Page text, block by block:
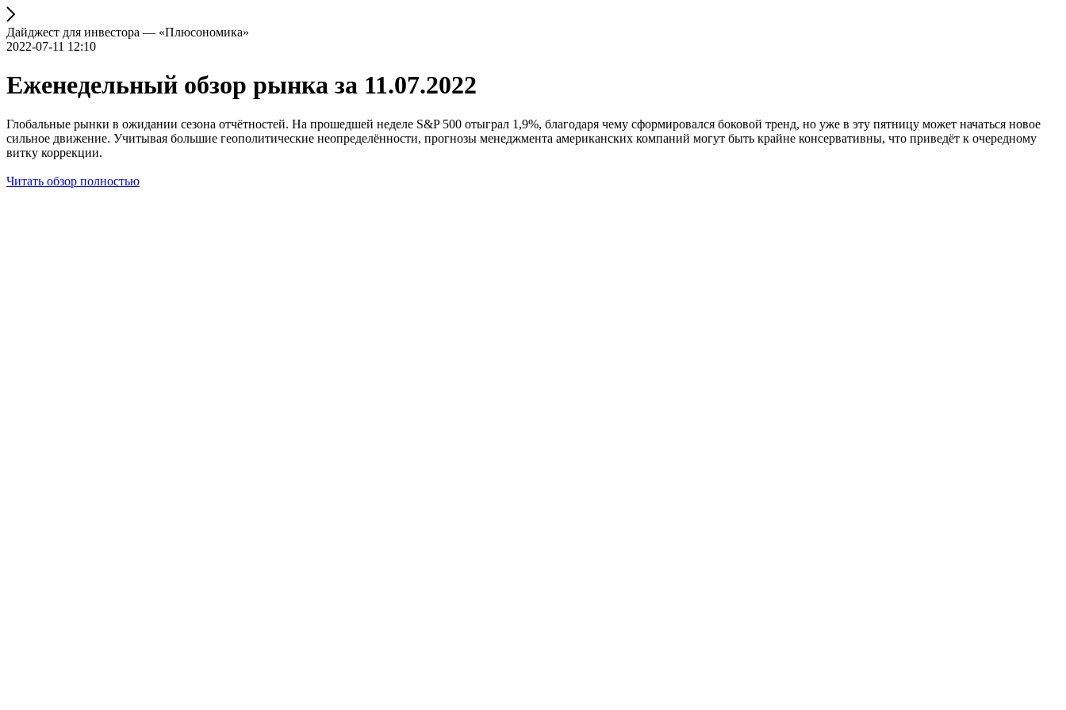
Дайджест для инвестора — «Плюсономика»
2022-07-11 12:10
Еженедельный обзор рынка за 11.07.2022
Глобальные рынки в ожидании сезона отчётностей. На прошедшей неделе S&P 500 отыграл 1,9%, благодаря чему сформировался боковой тренд, но уже в эту пятницу может начаться новое
сильное движение. Учитывая большие геополитические неопределённости, прогнозы менеджмента американских компаний могут быть крайне консервативны, что приведёт к очередному
витку коррекции.
Читать обзор полностью